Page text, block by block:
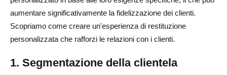
aumentare significativamente la fidelizzazione dei clienti.
Scopriamo come creare un'esperienza di restituzione
personalizzata che rafforzi le relazioni con i clienti.
1. Segmentazione della clientela